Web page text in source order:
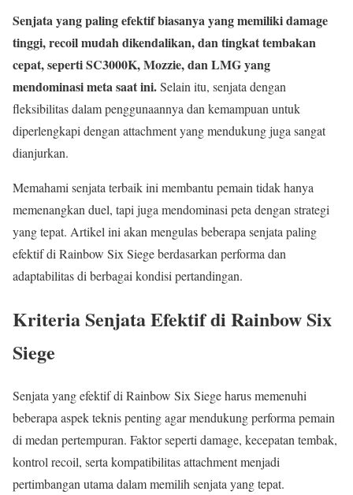
Senjata yang paling efektif biasanya yang memiliki damage
tinggi, recoil mudah dikendalikan, dan tingkat tembakan
cepat, seperti SC3000K, Mozzie, dan LMG yang
mendominasi meta saat ini.Selain itu, senjata dengan
fleksibilitas dalam penggunaannya dan kemampuan untuk
diperlengkapi dengan attachment yang mendukung juga sangat
dianjurkan.
Memahami senjata terbaik ini membantu pemain tidak hanya
memenangkan duel, tapi juga mendominasi peta dengan strategi
yang tepat. Artikel ini akan mengulas beberapa senjata paling
efektif di Rainbow Six Siege berdasarkan performa dan
adaptabilitas di berbagai kondisi pertandingan.
Kriteria Senjata Efektif di Rainbow Six
Siege
Senjata yang efektif di Rainbow Six Siege harus memenuhi
beberapa aspek teknis penting agar mendukung performa pemain
di medan pertempuran. Faktor seperti damage, kecepatan tembak,
kontrol recoil, serta kompatibilitas attachment menjadi
pertimbangan utama dalam memilih senjata yang tepat.